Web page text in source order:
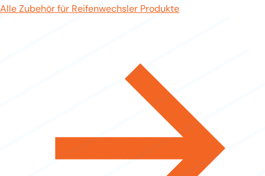
Alle Zubehör für Reifenwechsler Produkte